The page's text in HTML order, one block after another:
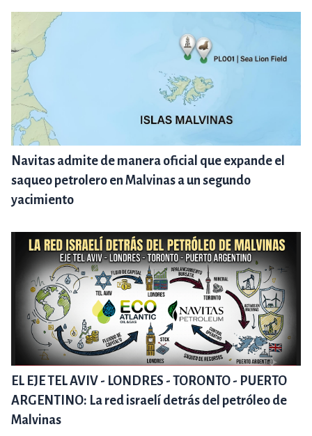
Navitas admite de manera oficial que expande el
saqueo petrolero en Malvinas a un segundo
yacimiento
EL EJE TEL AVIV - LONDRES - TORONTO - PUERTO
ARGENTINO: La red israelí detrás del petróleo de
Malvinas